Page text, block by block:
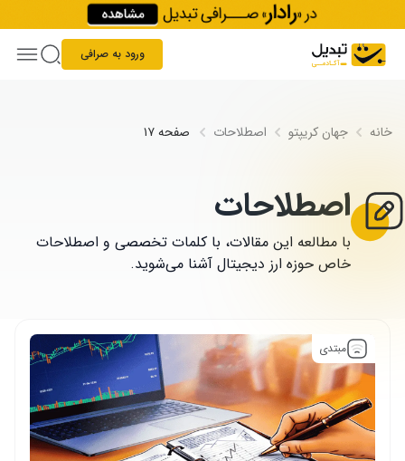
Skip to content
ورود به صرافی
خانه جهان کریپتو اصطلاحات صفحه ۱۷
اصطلاحات
با مطالعه این مقالات، با کلمات تخصصی و اصطلاحات
خاص حوزه ارز دیجیتال آشنا می‌شوید.
مبتدی